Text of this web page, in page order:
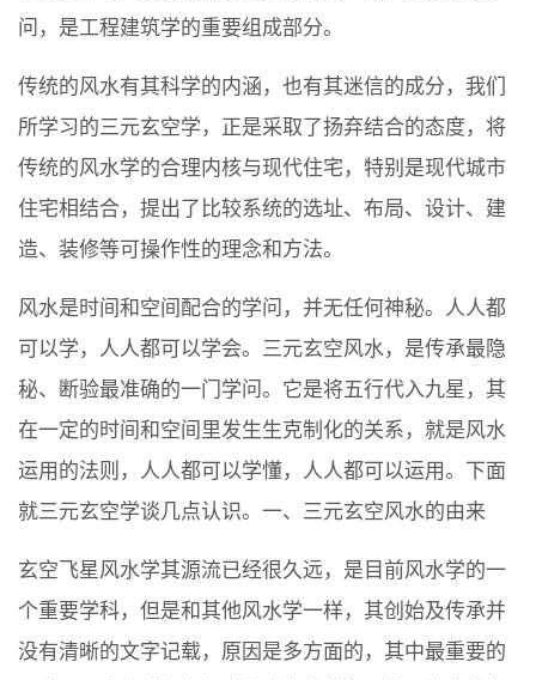
问，是工程建筑学的重要组成部分。
传统的风水有其科学的内涵，也有其迷信的成分，我们
所学习的三元玄空学，正是采取了扬弃结合的态度，将
传统的风水学的合理内核与现代住宅，特别是现代城市
住宅相结合，提出了比较系统的选址、布局、设计、建
造、装修等可操作性的理念和方法。
风水是时间和空间配合的学问，并无任何神秘。人人都
可以学，人人都可以学会。三元玄空风水，是传承最隐
秘、断验最准确的一门学问。它是将五行代入九星，其
在一定的时间和空间里发生生克制化的关系，就是风水
运用的法则，人人都可以学懂，人人都可以运用。下面
就三元玄空学谈几点认识。一、三元玄空风水的由来
玄空飞星风水学其源流已经很久远，是目前风水学的一
个重要学科，但是和其他风水学一样，其创始及传承并
没有清晰的文字记载，原因是多方面的，其中最重要的